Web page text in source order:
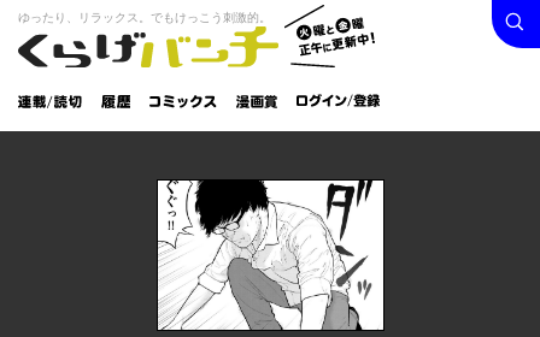
くらげバンチ
火曜と
金曜正
午に更
新中！
ゆったり、リラックス。でもけっこう刺激的。
連載/読
切
履
歴
コミック
漫画
賞
ログイン /
登録
検索